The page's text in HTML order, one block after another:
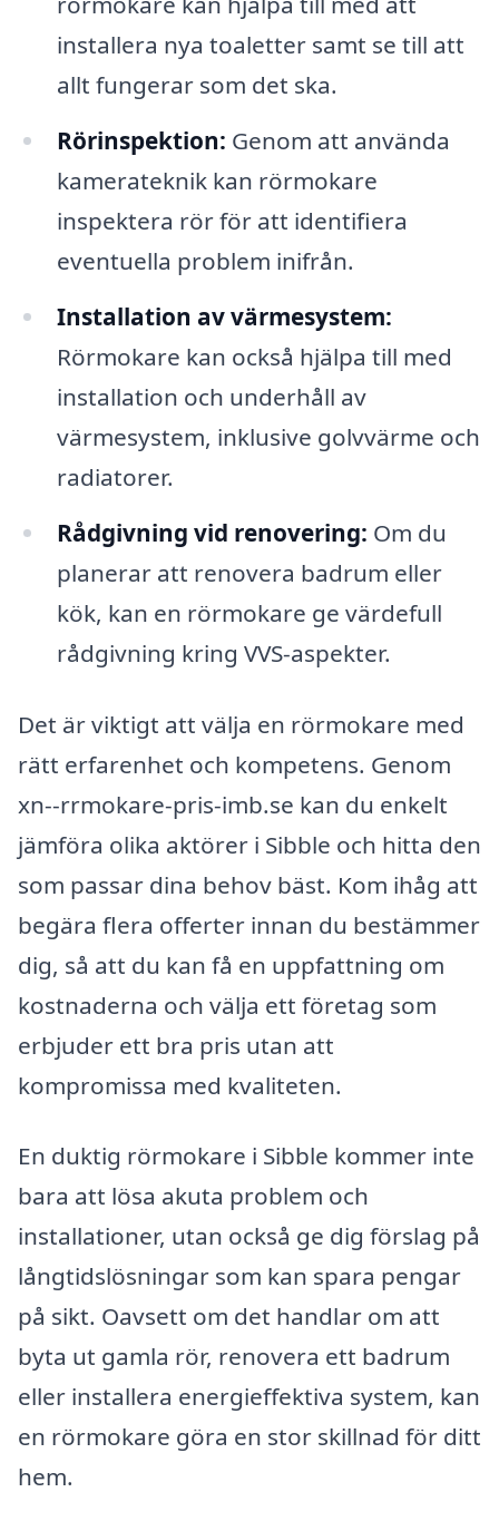
installera nya toaletter samt se till att
allt fungerar som det ska.
Rörinspektion: Genom att använda
kamerateknik kan rörmokare
inspektera rör för att identifiera
eventuella problem inifrån.
Installation av värmesystem:
Rörmokare kan också hjälpa till med
installation och underhåll av
värmesystem, inklusive golvvärme och
radiatorer.
Rådgivning vid renovering: Om du
planerar att renovera badrum eller
kök, kan en rörmokare ge värdefull
rådgivning kring VVS-aspekter.
Det är viktigt att välja en rörmokare med
rätt erfarenhet och kompetens. Genom
xn--rrmokare-pris-imb.se kan du enkelt
jämföra olika aktörer i Sibble och hitta den
som passar dina behov bäst. Kom ihåg att
begära flera offerter innan du bestämmer
dig, så att du kan få en uppfattning om
kostnaderna och välja ett företag som
erbjuder ett bra pris utan att
kompromissa med kvaliteten.
En duktig rörmokare i Sibble kommer inte
bara att lösa akuta problem och
installationer, utan också ge dig förslag på
långtidslösningar som kan spara pengar
på sikt. Oavsett om det handlar om att
byta ut gamla rör, renovera ett badrum
eller installera energieffektiva system, kan
en rörmokare göra en stor skillnad för ditt
hem.